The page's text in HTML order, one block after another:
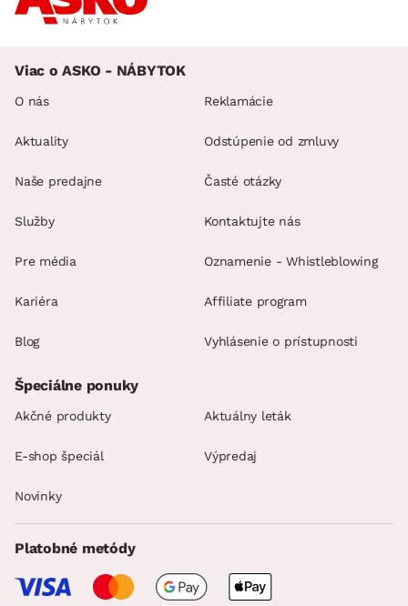
Viac o ASKO - NÁBYTOK
O nás
Aktuality
Naše predajne
Služby
Pre média
Kariéra
Blog
Reklamácie
Odstúpenie od zmluvy
Časté otázky
Kontaktujte nás
Oznamenie - Whistleblowing
Affiliate program
Vyhlásenie o prístupnosti
Špeciálne ponuky
Akčné produkty Aktuálny leták
E-shop špeciál Výpredaj
Novinky
Platobné metódy